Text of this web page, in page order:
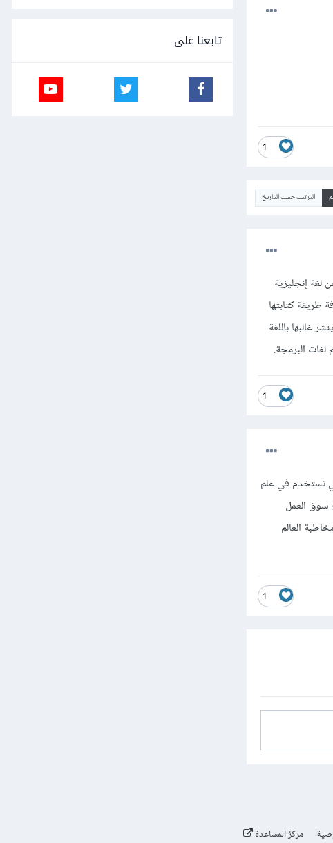
1
الترتيب حسب التاريخ
لغة إنجليزية
طريقة كتابتها
غالبها باللغة
البرمجة.
1
تستخدم في علم
سوق العمل
العالم
1
تابعنا على
مركز المساعدة